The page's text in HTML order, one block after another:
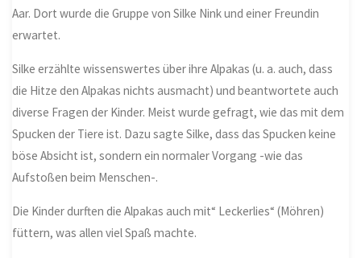
Aar. Dort wurde die Gruppe von Silke Nink und einer Freundin
erwartet.
Silke erzählte wissenswertes über ihre Alpakas (u. a. auch, dass
die Hitze den Alpakas nichts ausmacht) und beantwortete auch
diverse Fragen der Kinder. Meist wurde gefragt, wie das mit dem
Spucken der Tiere ist. Dazu sagte Silke, dass das Spucken keine
böse Absicht ist, sondern ein normaler Vorgang -wie das
Aufstoßen beim Menschen-.
Die Kinder durften die Alpakas auch mit“ Leckerlies“ (Möhren)
füttern, was allen viel Spaß machte.